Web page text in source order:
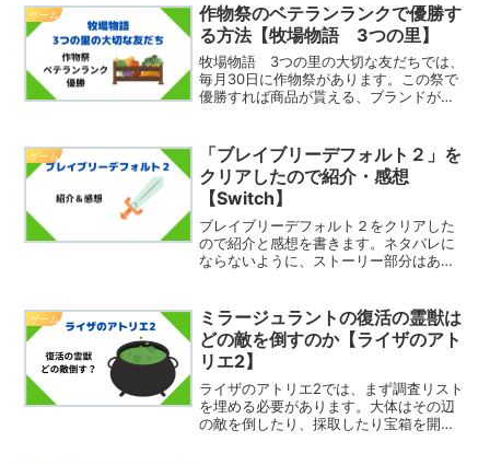
ゲーム
作物祭のベテランランクで優勝す
る方法【牧場物語 3つの里】
牧場物語 3つの里の大切な友だちでは、
毎月30日に作物祭があります。この祭で
優勝すれば商品が貰える、ブランドが上
目のランクのため、優勝するハードルが
少し上がります。で...
ゲーム
「ブレイブリーデフォルト２」を
クリアしたので紹介・感想
【Switch】
ブレイブリーデフォルト２をクリアした
ので紹介と感想を書きます。ネタバレに
ならないように、ストーリー部分はあま
はSwitchで2021年2月26日に発売された
ゲームです。...
ゲーム
ミラージュラントの復活の霊獣は
どの敵を倒すのか【ライザのアト
リエ2】
ライザのアトリエ2では、まず調査リスト
を埋める必要があります。大体はその辺
の敵を倒したり、採取したり宝箱を開け